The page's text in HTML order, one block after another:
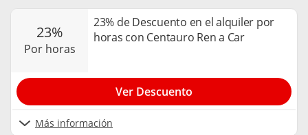
23%
por horas
23% de Descuento en el alquiler por
horas con Centauro Ren a Car
Más información
Ver Descuento